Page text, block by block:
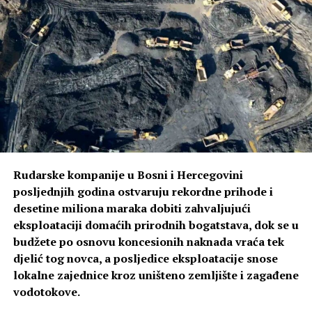
Hvala svim našim saborcima i prijateljima koji zajedno sa
nama učestvuju u ovoj akciji – poručio je.
Podršku inicijativi pružio je i načelnik Istočne Ilidže
Marinko Božović (SDS), koji je istakao da veliki broj
građana pokazuje koliko je ova tema važna za stanovnike
Republike Srpske.
– Ako država želi da sluša svoj narod, onda mora
pokazati više humanosti prema onima kojima su lijekovi i
medicinska pomagala neophodni. Danas smo svjedoci da
mnogi građani traže da im neko iz Srbije ili Crne Gore
donese lijekove, jer su tamo značajno jeftiniji nego kod
nas – kazao je Božović.
On je naglasio da inicijativa predviđa nultu stopu PDV-a
na lijekove i ortopedska pomagala, smanjenje PDV-a na
osnovne životne namirnice, te poručio da svaki nosilac
vlasti koji ne podrži izmjene zakona radi protiv interesa
Rudarske kompanije u Bosni i Hercegovini
posljednjih godina ostvaruju rekordne prihode i
desetine miliona maraka dobiti zahvaljujući
eksploataciji domaćih prirodnih bogatstava, dok se u
budžete po osnovu koncesionih naknada vraća tek
djelić tog novca, a posljedice eksploatacije snose
lokalne zajednice kroz uništeno zemljište i zagađene
vodotokove.